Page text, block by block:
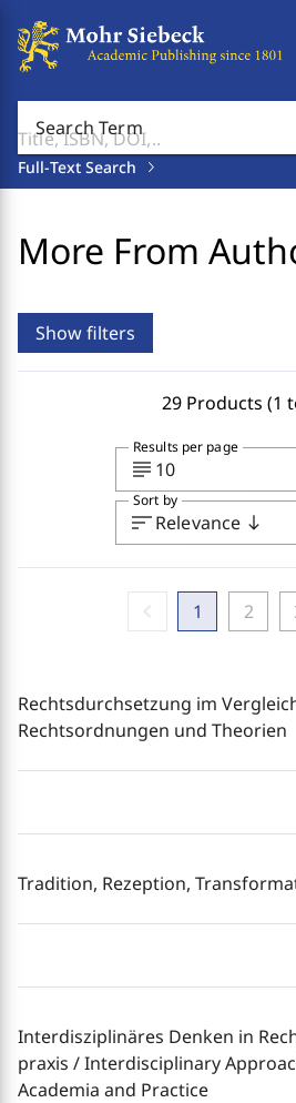
Search Term
Full-Text Search
More From
Show filters
29 Products (1
subject 10
Results per page
sortRelevance south
Sort by
1 2
Rechtsdurchsetzung im
Rechtsordnungen und Theorien
Tradition, Rezeption,
Interdisziplinäres Denken in
praxis / Interdisciplinary
Academia and Practice